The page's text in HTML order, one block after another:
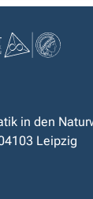
in den
Leipzig